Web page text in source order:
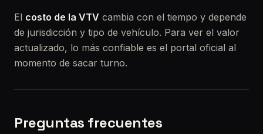
El costo de la VTV cambia con el tiempo y depende
de jurisdicción y tipo de vehículo. Para ver el valor
actualizado, lo más confiable es el portal oficial al
momento de sacar turno.
Preguntas frecuentes